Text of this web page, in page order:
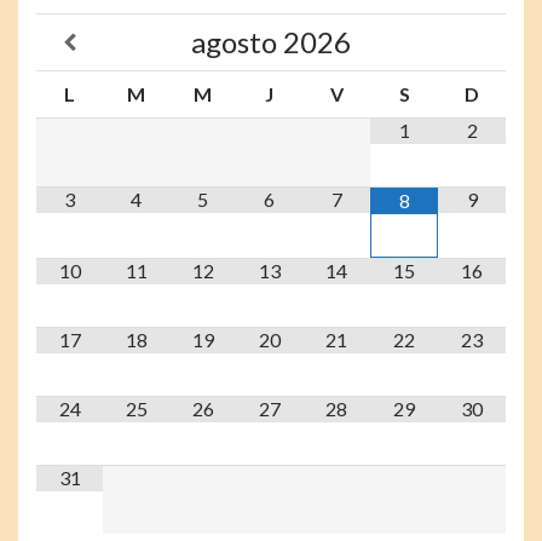
agosto 2026
L M M J V S
D
1
2
3 4 5 6 7 8 9
10 11 12 13 14 15 16
17 18 19 20 21 22 23
24 25 26 27 28 29 30
31